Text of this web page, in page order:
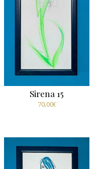
Sirena 15
70,00€